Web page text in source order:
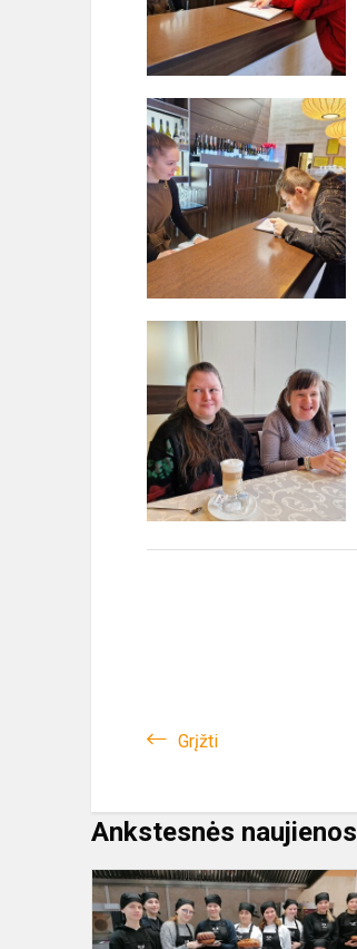
Grįžti
Ankstesnės naujienos